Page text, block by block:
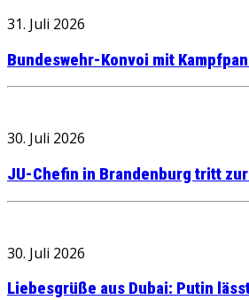
31. Juli 2026
Bundeswehr-Konvoi mit
30. Juli 2026
JU-Chefin in Brandenburg tritt
30. Juli 2026
Liebesgrüße aus Dubai: Putin